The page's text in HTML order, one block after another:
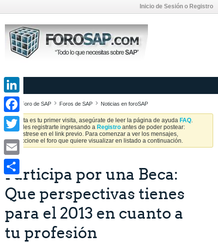
Inicio de Sesión o Registro
Foro de SAP Foros de SAP Noticias en foroSAP
Si esta es tu primer visita, asegúrate de leer la página de ayuda FAQ.
Puedes registrarte ingresando a Registro antes de poder postear:
Regístrese en el link previo. Para comenzar a ver los mensajes,
seleccione el foro que quiere visualizar en listado a continuación.
Participa por una Beca:
Que perspectivas tienes
para el 2013 en cuanto a
tu profesión
LinkedIn
Facebook
Twitter
Email